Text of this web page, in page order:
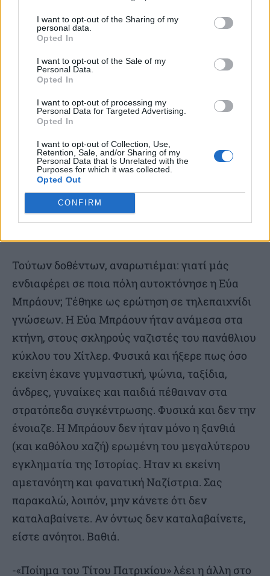
I want to opt-out of the Sharing of my
personal data.
Opted In
I want to opt-out of the Sale of my
Personal Data.
Opted In
I want to opt-out of processing my
Personal Data for Targeted Advertising.
Opted In
I want to opt-out of Collection, Use,
Retention, Sale, and/or Sharing of my
Personal Data that Is Unrelated with the
Purposes for which it was collected.
Opted Out
CONFIRM
πλανήτη. Οποιος δεν ξέρει, πιάνεται εύκολα
κορόιδο. Αφήστε που όταν την ξεχνάμε, εύκολα
πολίτες, δεν αντιδρούμε. Να πολεμάμε το κακό.
Να πολεμάμε τον φασισμό. Ακόμα και αυτόν
που κρύβεται πίσω από δήθεν ρομαντικές
ιδέες. Πού πρέπει να είσαι μέσα στο ιστορικό
τοπίο; Αυτό πρέπει να κοιτάμε. Και να μην
κάνουμε ούτε βήμα πίσω από την προάσπιση
της Δημοκρατίας. Γιατί γι’ αυτήν και για την
ελευθερία έχασαν τη ζωή τους τόσα
εκατομμύρια στρατιώτες κατά τον Β’ ΠΠ.
Τούτων δοθέντων, αναρωτιέμαι: γιατί μάς
ενδιαφέρει σε ποια πόλη αυτοκτόνησε η Εύα
Μπράουν; Τέθηκε ως ερώτηση σε τηλεπαιχνίδι
γνώσεων. Η Εύα Μπράουν ήταν ανάμεσα στα
κτήνη, στους σκληρούς ναζιστές του πανάθλιου
κύκλου του Χίτλερ. Φυσικά και ήξερε πως όσο
εκείνη έκανε γυμναστική, ψώνια, ταξίδια,
άνδρες, γυναίκες και παιδιά πέθαιναν στα
στρατόπεδα συγκέντρωσης. Φυσικά και δεν την
ένοιαζε. Η Μπράουν δεν ήταν μόνο η ξανθιά
(και καθόλου χαζή) ερωμένη του μεγαλύτερου
εγκληματία της Ιστορίας. Ηταν κι εκείνη
αμετανόητη και φανατική Ναζίστρια. Σας
παρακαλώ, λοιπόν, μην κάνετε ότι δεν
καταλαβαίνετε. Αν όντως δεν καταλαβαίνετε,
είστε ανόητοι. Βαθιά.
-«Ποίημα του Τίτου Πατρικίου» λέει η άλλη στο